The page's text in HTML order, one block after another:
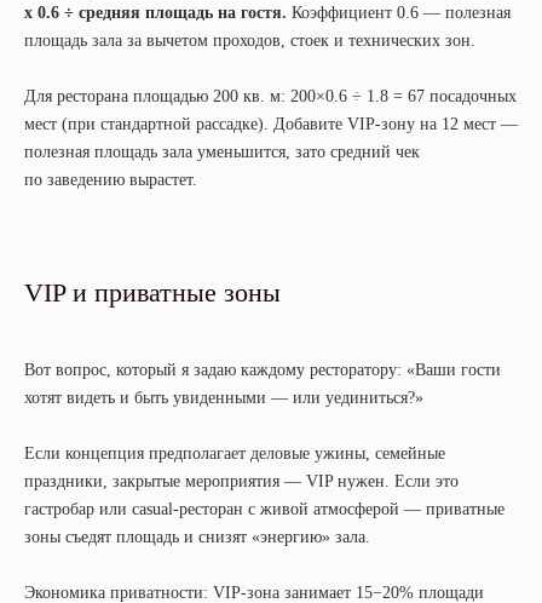
x 0.6 ÷ средняя площадь на гостя. Коэффициент 0.6 — полезная
площадь зала за вычетом проходов, стоек и технических зон.
Для ресторана площадью 200 кв. м: 200×0.6 ÷ 1.8 = 67 посадочных
мест (при стандартной рассадке). Добавите VIP-зону на 12 мест —
полезная площадь зала уменьшится, зато средний чек
по заведению вырастет.
VIP и приватные зоны
Вот вопрос, который я задаю каждому ресторатору: «Ваши гости
хотят видеть и быть увиденными — или уединиться?»
Если концепция предполагает деловые ужины, семейные
праздники, закрытые мероприятия — VIP нужен. Если это
гастробар или casual-ресторан с живой атмосферой — приватные
зоны съедят площадь и снизят «энергию» зала.
Экономика приватности: VIP-зона занимает 15−20% площади